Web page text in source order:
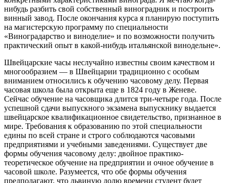
нибудь разбить свой собственный виноградник и построить
винный завод. После окончания курса я планирую поступить
на магистерскую программу по специальности
«Виноградарство и виноделие» и по возможности получить
практический опыт в какой-нибудь итальянской винодельне».
Швейцарские часы неслучайно известны своим качеством и
многообразием — в Швейцарии традиционно с особым
вниманием относились к обучению часовому делу. Первая
часовая школа была открыта еще в 1824 году в Женеве.
Сейчас обучение на часовщика длится три-четыре года. После
успешной сдачи выпускного экзамена выпускнику выдается
швейцарское квалификационное свидетельство, признанное в
мире. Требования к образованию по этой специальности
едины по всей стране и строго соблюдаются часовыми
предприятиями и учебными заведениями. Существует две
формы обучения часовому делу: двойное практико-
теоретическое обучение на предприятии и очное обучение в
часовой школе. Разумеется, что обе формы обучения
предполагают, что львиную долю времени студент будет